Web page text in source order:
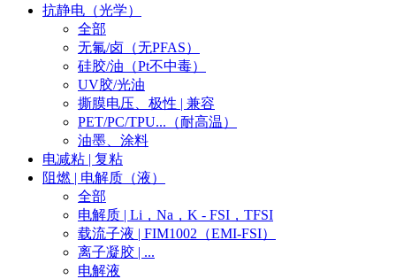
抗静电（光学）
全部
无氟/卤（无PFAS）
硅胶/油（Pt不中毒）
UV胶/光油
撕膜电压、极性 | 兼容
PET/PC/TPU...（耐高温）
油墨、涂料
电减粘 | 复粘
阻燃 | 电解质（液）
全部
电解质 | Li，Na，K - FSI，TFSI
载流子液 | FIM1002（EMI-FSI）
离子凝胶 | ...
电解液